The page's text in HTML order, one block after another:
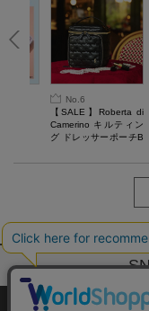
No.6
【SALE】Roberta di
Camerino キルティン
グ ドレッサーポーチB
サイトマップ